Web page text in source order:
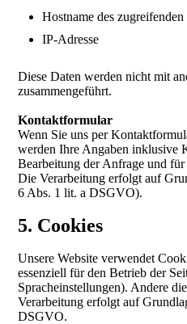
Hostname des zugreifenden
IP-Adresse
Diese Daten werden nicht mit
zusammengeführt.
Kontaktformular
Wenn Sie uns per
werden Ihre Angaben inklusive
Bearbeitung der Anfrage und
Die Verarbeitung erfolgt auf
6 Abs. 1 lit. a DSGVO).
5. Cookies
Unsere Website verwendet
essenziell für den Betrieb der
Spracheinstellungen). Andere
Verarbeitung erfolgt auf
DSGVO.